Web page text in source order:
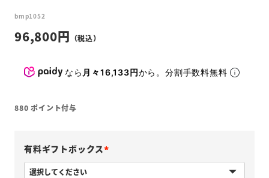
bmp1052
96,800
なら 月々16,133円から。分割手数料無料
880 ポイント付与
有料ギフトボックス